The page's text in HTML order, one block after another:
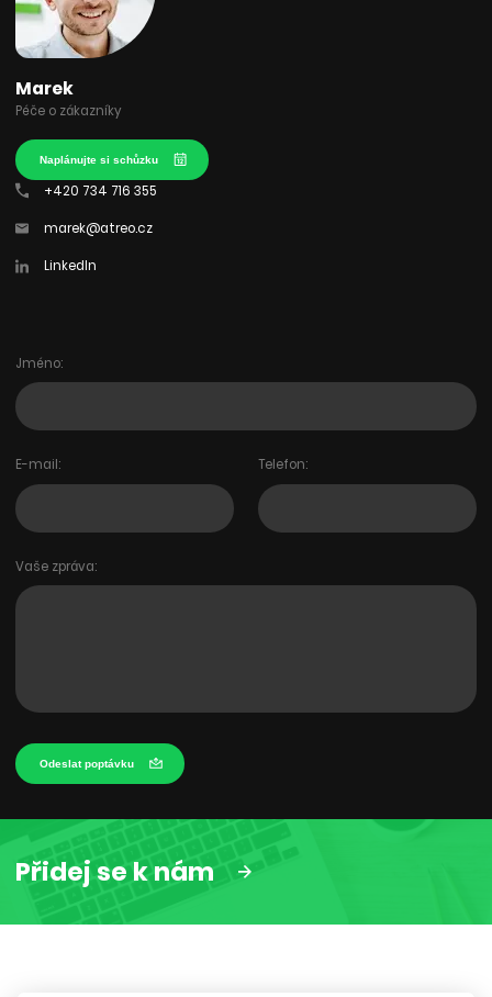
Marek
Péče o zákazníky
Naplánujte si schůzku
+420 734 716 355
marek@atreo.cz
LinkedIn
Jméno:
E-mail: Telefon:
Vaše zpráva:
Odeslat poptávku
Přidej se k nám